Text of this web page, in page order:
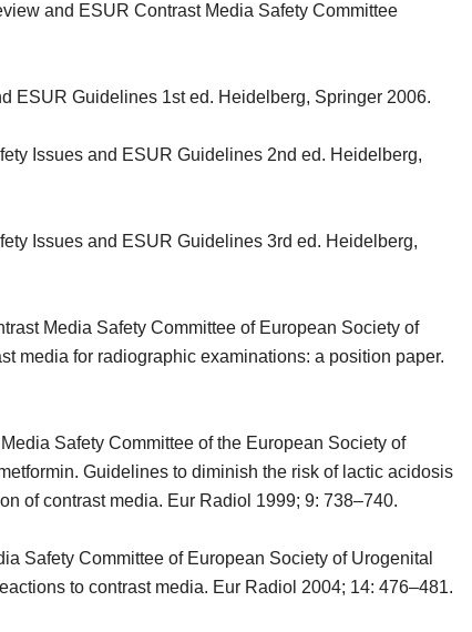
and ESUR Contrast Media Safety Committee
ESUR Guidelines 1st ed. Heidelberg, Springer 2006.
Issues and ESUR Guidelines 2nd ed. Heidelberg,
Issues and ESUR Guidelines 3rd ed. Heidelberg,
Media Safety Committee of European Society of
media for radiographic examinations: a position paper.
Safety Committee of the European Society of
Guidelines to diminish the risk of lactic acidosis
of contrast media. Eur Radiol 1999; 9: 738–740.
Safety Committee of European Society of Urogenital
to contrast media. Eur Radiol 2004; 14: 476–481.